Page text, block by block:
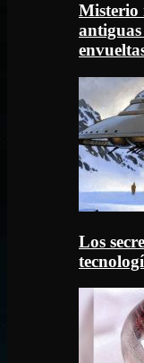
Misterio
Los